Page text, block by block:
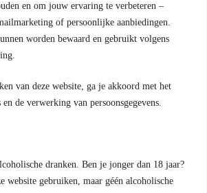
en om jouw ervaring te verbeteren –
of persoonlijke aanbiedingen.
worden bewaard en gebruikt volgens
van deze website, ga je akkoord met het
de verwerking van persoonsgegevens.
dranken. Ben je jonger dan 18 jaar?
website gebruiken, maar géén alcoholische